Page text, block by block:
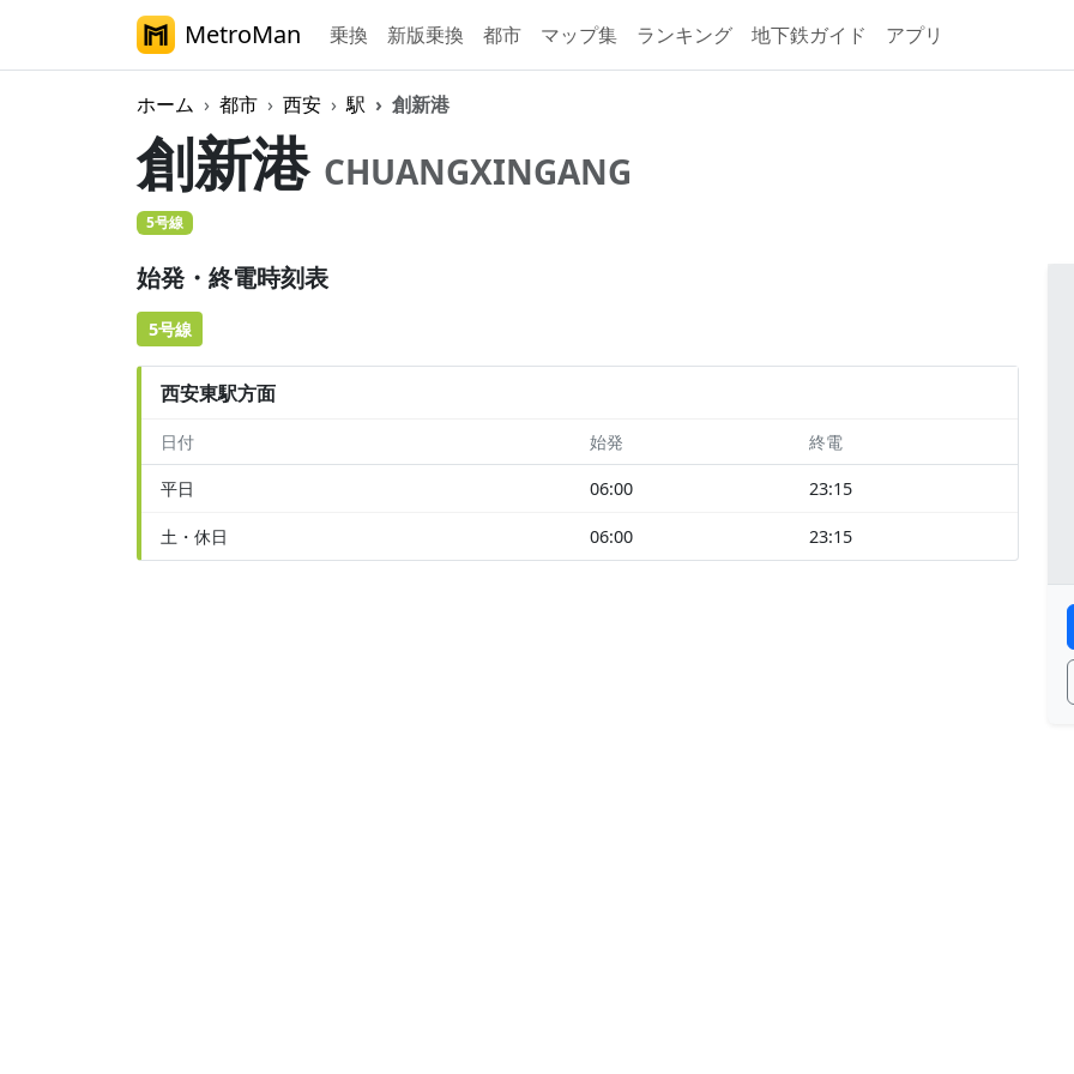
MetroMan 乗換 新版乗換 都市 マップ集 ランキング 地下鉄ガイド アプリ
ホーム 都市 西安 駅 創新港
創新港 CHUANGXINGANG
5号線
始発・終電時刻表
5号線
西安東駅方面
日付 始発 終電
平日 06:00 23:15
土・休日 06:00 23:15